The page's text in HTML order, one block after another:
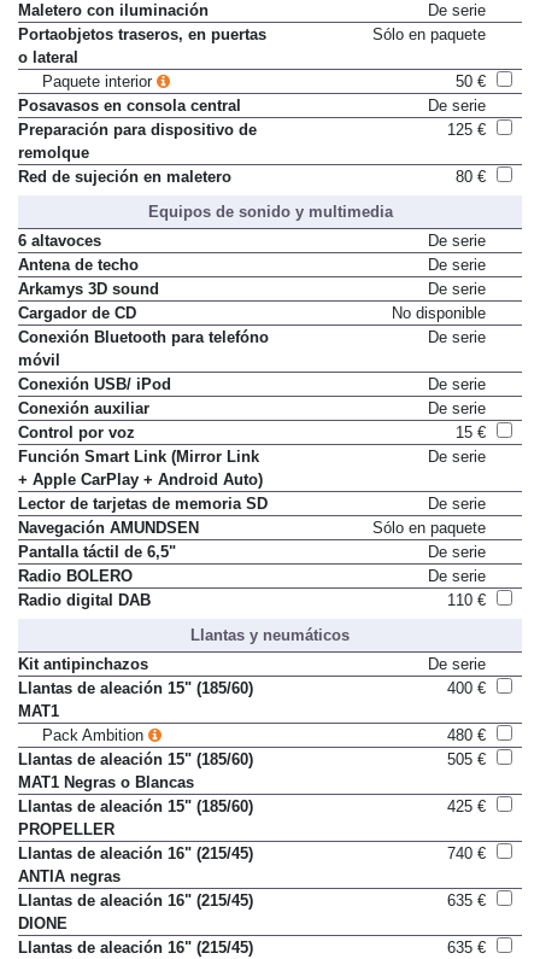
Maletero con iluminación
De serie
Portaobjetos traseros, en puertas
o lateral
Sólo en paquete
Paquete interior
50 €
Posavasos en consola central
De serie
Preparación para dispositivo de
remolque
125 €
Red de sujeción en maletero
80 €
Equipos de sonido y multimedia
6 altavoces
De serie
Antena de techo
De serie
Arkamys 3D sound
De serie
Cargador de CD
No disponible
Conexión Bluetooth para telefóno
móvil
De serie
Conexión USB/ iPod
De serie
Conexión auxiliar
De serie
Control por voz
15 €
Función Smart Link (Mirror Link
+ Apple CarPlay + Android Auto)
De serie
Lector de tarjetas de memoria SD
De serie
Navegación AMUNDSEN
Sólo en paquete
Pantalla táctil de 6,5"
De serie
Radio BOLERO
De serie
Radio digital DAB
110 €
Llantas y neumáticos
Kit antipinchazos
De serie
Llantas de aleación 15" (185/60)
MAT1
400 €
Pack Ambition
480 €
Llantas de aleación 15" (185/60)
MAT1 Negras o Blancas
505 €
Llantas de aleación 15" (185/60)
PROPELLER
425 €
Llantas de aleación 16" (215/45)
ANTIA negras
740 €
Llantas de aleación 16" (215/45)
DIONE
635 €
Llantas de aleación 16" (215/45)
635 €